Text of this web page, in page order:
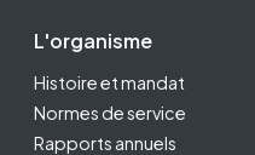
Footer Second
L'organisme
Histoire et mandat
Normes de service
Rapports annuels